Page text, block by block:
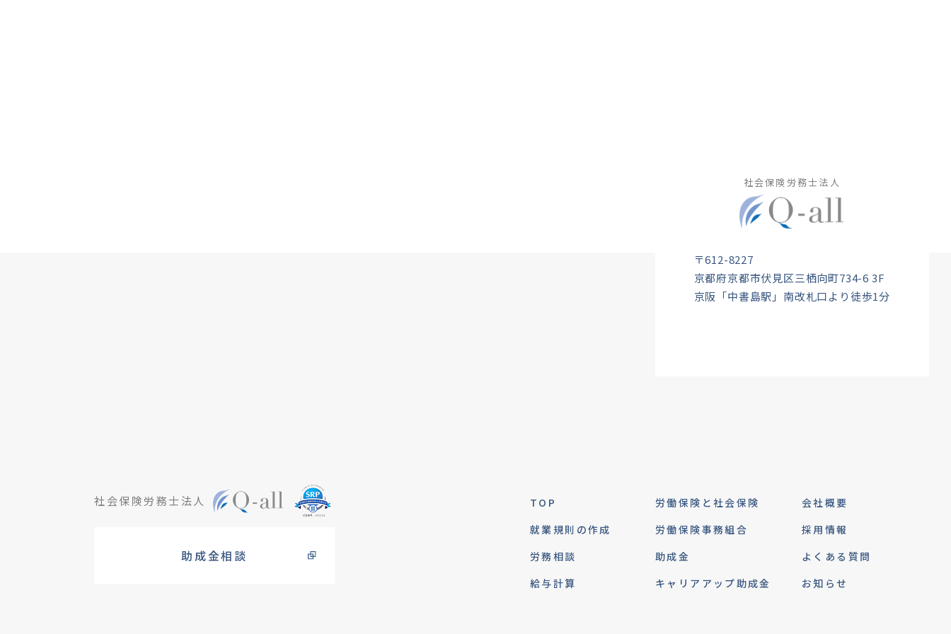
社会保険労務士法人
〒612-8227
京都府京都市伏見区三栖向町734-6 3F
京阪「中書島駅」南改札口より徒歩1分
社会保険労務士法人
助成金相談
TOP
就業規則の作成
労務相談
給与計算
労働保険と社会保険
労働保険事務組合
助成金
キャリアアップ助成金
会社概要
採用情報
よくある質問
お知らせ